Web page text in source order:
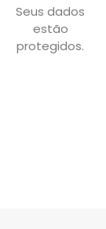
Seus dados
estão
protegidos.